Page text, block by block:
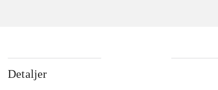
Detaljer